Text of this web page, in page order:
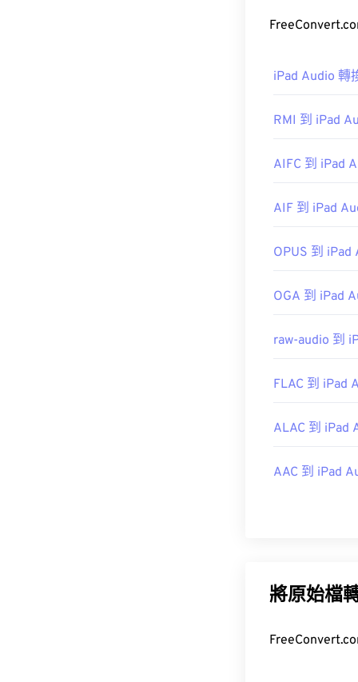
開發者：
首次發布：
https://
iPad Audio 轉
RMI 到 iPad
AIFC 到 iPad
AIF 到 iPad
OPUS 到 iPad
OGA 到 iPad
raw-audio 到
FLAC 到 iPad
ALAC 到 iPad
AAC 到 iPad
將原始檔